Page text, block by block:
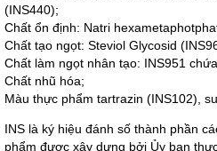
(INS440);
Chất ổn định: Natri
Chất tạo ngọt: Steviol Glycosid
Chất làm ngọt nhân tạo: INS951
Chất nhũ hóa;
Màu thực phẩm tartrazin (INS102),
INS là ký hiệu đánh số thành phần
phẩm được xây dựng bởi Ủy ban